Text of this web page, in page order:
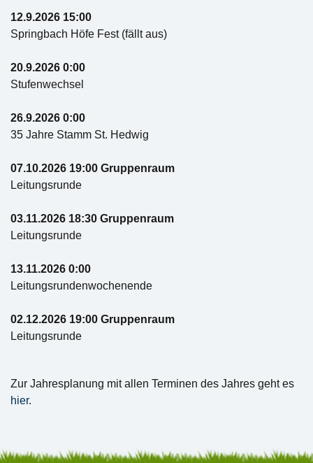
12.9.2026 15:00
Springbach Höfe Fest (fällt aus)
20.9.2026 0:00
Stufenwechsel
26.9.2026 0:00
35 Jahre Stamm St. Hedwig
07.10.2026 19:00 Gruppenraum
Leitungsrunde
03.11.2026 18:30 Gruppenraum
Leitungsrunde
13.11.2026 0:00
Leitungsrundenwochenende
02.12.2026 19:00 Gruppenraum
Leitungsrunde
Zur Jahresplanung mit allen Terminen des Jahres geht es
hier.